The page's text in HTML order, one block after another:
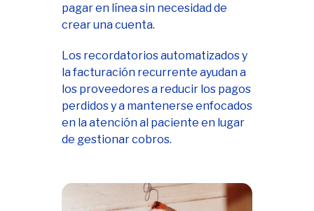
pagar en línea sin necesidad de
crear una cuenta.
Los recordatorios automatizados y
la facturación recurrente ayudan a
los proveedores a reducir los pagos
perdidos y a mantenerse enfocados
en la atención al paciente en lugar
de gestionar cobros.